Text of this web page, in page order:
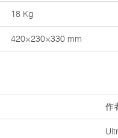
18 Kg
420×230×330 mm
作